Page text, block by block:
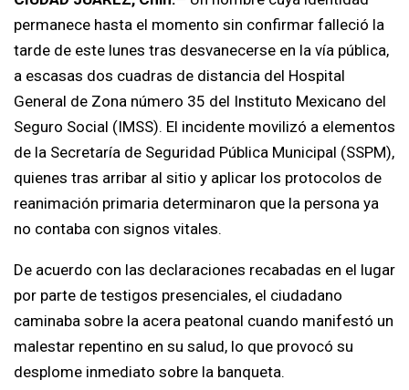
permanece hasta el momento sin confirmar falleció la
tarde de este lunes tras desvanecerse en la vía pública,
a escasas dos cuadras de distancia del Hospital
General de Zona número 35 del Instituto Mexicano del
Seguro Social (IMSS). El incidente movilizó a elementos
de la Secretaría de Seguridad Pública Municipal (SSPM),
quienes tras arribar al sitio y aplicar los protocolos de
reanimación primaria determinaron que la persona ya
no contaba con signos vitales.
De acuerdo con las declaraciones recabadas en el lugar
por parte de testigos presenciales, el ciudadano
caminaba sobre la acera peatonal cuando manifestó un
malestar repentino en su salud, lo que provocó su
desplome inmediato sobre la banqueta.